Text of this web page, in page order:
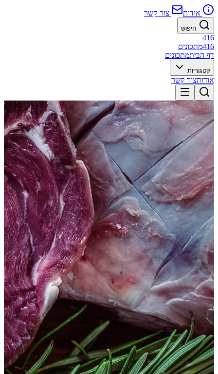
אודות צור קשר
חיפוש
416
416מתכונים
דף הביתמתכונים
קטגוריות
אודותצור קשר